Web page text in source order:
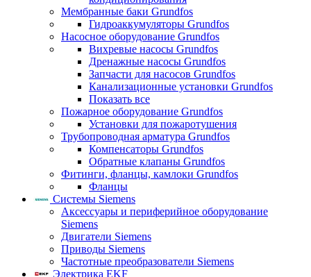
Мембранные баки Grundfos
Гидроаккумуляторы Grundfos
Насосное оборудование Grundfos
Вихревые насосы Grundfos
Дренажные насосы Grundfos
Запчасти для насосов Grundfos
Канализационные установки Grundfos
Показать все
Пожарное оборудование Grundfos
Установки для пожаротушения
Трубопроводная арматура Grundfos
Компенсаторы Grundfos
Обратные клапаны Grundfos
Фитинги, фланцы, камлоки Grundfos
Фланцы
Системы Siemens
Аксессуары и периферийное оборудование
Siemens
Двигатели Siemens
Приводы Siemens
Частотные преобразователи Siemens
Электрика EKF